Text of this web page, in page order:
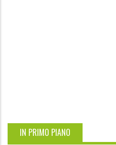
IN PRIMO PIANO